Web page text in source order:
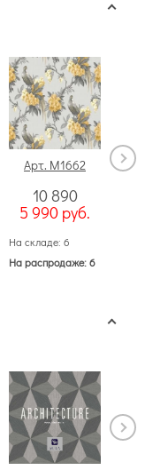
Арт. M1662
10 890
5 990 руб.
На складе: 6
На распродаже: 6